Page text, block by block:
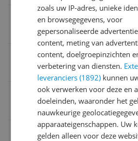
Raytracing
Beeldschermresolutie
7680 x 4320
Product breedte
6,16 cm
Verpakking lengte
zoals uw IP-adres, unieke
en browsegegevens, voor
gepersonaliseerde
content, meting van
content, doelgroepinzichten
verbetering van diensten.
leveranciers (1892) kunnen
ook verwerken voor deze en
doeleinden, waaronder het
nauwkeurige
apparaateigenschappen. Uw
gelden alleen voor deze